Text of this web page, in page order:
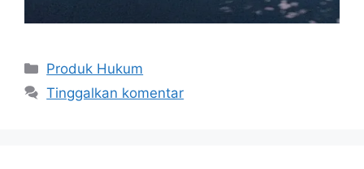
Produk Hukum
Tinggalkan komentar